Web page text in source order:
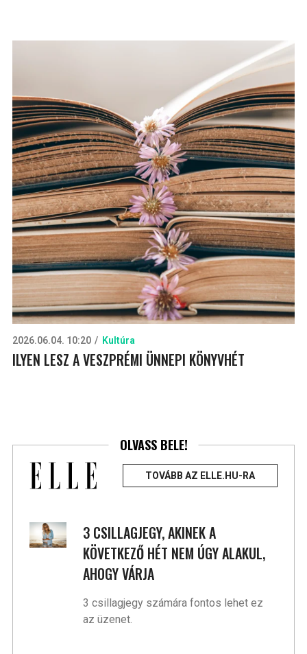
2026.06.04. 10:20 Kultúra
ILYEN LESZ A VESZPRÉMI ÜNNEPI KÖNYVHÉT
OLVASS BELE!
TOVÁBB AZ ELLE.HU-RA
3 CSILLAGJEGY, AKINEK A
KÖVETKEZŐ HÉT NEM ÚGY ALAKUL,
AHOGY VÁRJA
3 csillagjegy számára fontos lehet ez
az üzenet.